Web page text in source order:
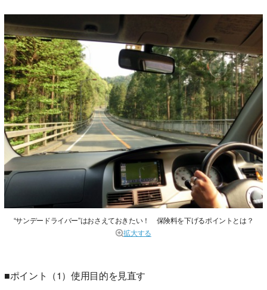
“サンデードライバー”はおさえておきたい！ 保険料を下げるポイントとは？
拡大する
■ポイント（1）使用目的を見直す